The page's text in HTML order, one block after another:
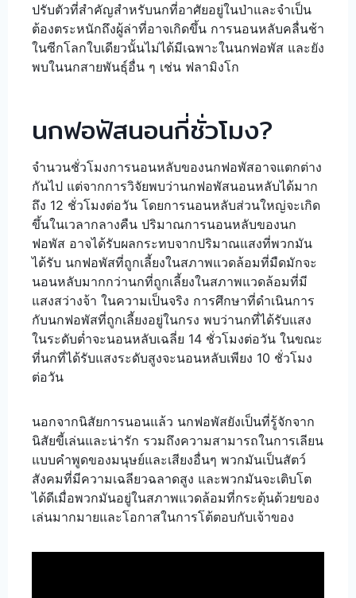
ปรับตัวที่สำคัญสำหรับนกที่อาศัยอยู่ในป่าและจำเป็น
ต้องตระหนักถึงผู้ล่าที่อาจเกิดขึ้น การนอนหลับคลื่นช้า
ในซีกโลกใบเดียวนั้นไม่ได้มีเฉพาะในนกฟอพัส และยัง
พบในนกสายพันธุ์อื่น ๆ เช่น ฟลามิงโก
นกฟอฟัสนอนกี่ชั่วโมง?
จำนวนชั่วโมงการนอนหลับของนกฟอพัสอาจแตกต่าง
กันไป แต่จากการวิจัยพบว่านกฟอพัสนอนหลับได้มาก
ถึง 12 ชั่วโมงต่อวัน โดยการนอนหลับส่วนใหญ่จะเกิด
ขึ้นในเวลากลางคืน ปริมาณการนอนหลับของนก
ฟอพัส อาจได้รับผลกระทบจากปริมาณแสงที่พวกมัน
ได้รับ นกฟอพัสที่ถูกเลี้ยงในสภาพแวดล้อมที่มืดมักจะ
นอนหลับมากกว่านกที่ถูกเลี้ยงในสภาพแวดล้อมที่มี
แสงสว่างจ้า ในความเป็นจริง การศึกษาที่ดำเนินการ
กับนกฟอพัสที่ถูกเลี้ยงอยู่ในกรง พบว่านกที่ได้รับแสง
ในระดับต่ำจะนอนหลับเฉลี่ย 14 ชั่วโมงต่อวัน ในขณะ
ที่นกที่ได้รับแสงระดับสูงจะนอนหลับเพียง 10 ชั่วโมง
ต่อวัน
นอกจากนิสัยการนอนแล้ว นกฟอพัสยังเป็นที่รู้จักจาก
นิสัยขี้เล่นและน่ารัก รวมถึงความสามารถในการเลียน
แบบคำพูดของมนุษย์และเสียงอื่นๆ พวกมันเป็นสัตว์
สังคมที่มีความเฉลียวฉลาดสูง และพวกมันจะเติบโต
ได้ดีเมื่อพวกมันอยู่ในสภาพแวดล้อมที่กระตุ้นด้วยของ
เล่นมากมายและโอกาสในการโต้ตอบกับเจ้าของ